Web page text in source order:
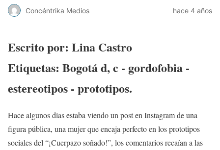
Concéntrika Medios hace 4 años
Escrito por: Lina Castro
Etiquetas: Bogotá d, c - gordofobia -
estereotipos - prototipos.
Hace algunos días estaba viendo un post en Instagram de una
figura pública, una mujer que encaja perfecto en los prototipos
sociales del “¡Cuerpazo soñado!”, los comentarios recaían a las